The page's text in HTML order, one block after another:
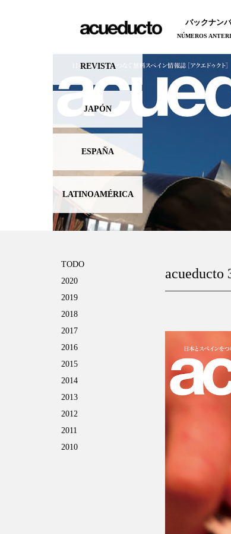
バックナン
NÚMEROS
REVISTA
JAPÓN
ESPAÑA
LATINOAMÉRICA
TODO
2020
2019
2018
2017
2016
2015
2014
2013
2012
2011
2010
acueducto